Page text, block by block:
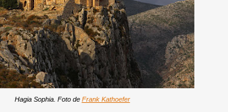
Hagia Sophia. Foto de Frank Kathoefer